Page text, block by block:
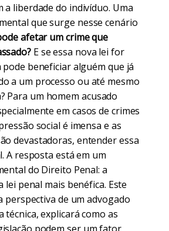
a liberdade do indivíduo. Uma
que surge nesse cenário
afetar um crime que
E se essa nova lei for
pode beneficiar alguém que já
a um processo ou até mesmo
Para um homem acusado
em casos de crimes
social é imensa e as
devastadoras, entender essa
A resposta está em um
do Direito Penal: a
lei penal mais benéfica. Este
perspectiva de um advogado
técnica, explicará como as